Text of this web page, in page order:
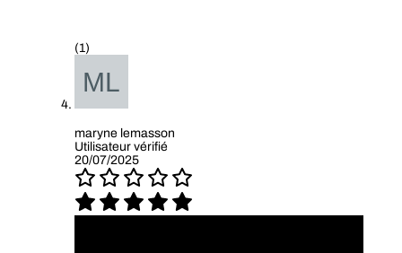
(1)
maryne lemasson
Utilisateur vérifié
20/07/2025